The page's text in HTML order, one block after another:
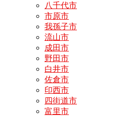
八千代市
市原市
我孫子市
流山市
成田市
野田市
白井市
佐倉市
印西市
四街道市
富里市